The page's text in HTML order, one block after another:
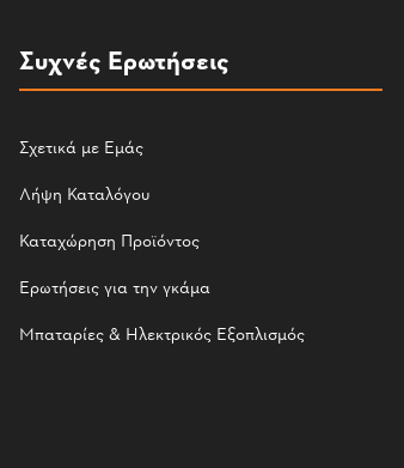
Συχνές Ερωτήσεις
Σχετικά με Εμάς
Λήψη Καταλόγου
Καταχώρηση Προϊόντος
Ερωτήσεις για την γκάμα
Μπαταρίες & Ηλεκτρικός Εξοπλισμός